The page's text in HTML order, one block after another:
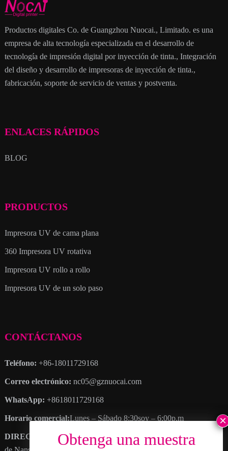
Productos digitales Co. de Guangzhou Nuocai., Limitado. es una
empresa de alta tecnología especializada en el desarrollo de
tecnología de impresión digital por inyección de tinta., Integración
del diseño y desarrollo de impresoras de inyección de tinta.,
fabricación, soporte de servicio de ventas y postventa.
ENLACES RÁPIDOS
BLOG
PRODUCTOS
Impresora UV de cama plana
360 Impresora UV rotativa
Impresora UV rollo a rollo
Impresora UV de un solo paso
CONTÁCTANOS
Teléfono: +86-18011729168
Correo electrónico: nc05@gznuocai.com
WhatsApp: +8618011729168
Horario comercial:Lunes – Sábado 8:30soy – 6:00p.m
DIRECCIÓN
: No. 28, Avenida Haogang, Más ciudades, Distrito